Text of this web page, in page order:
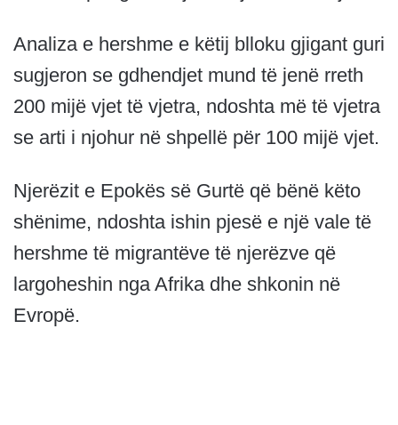
Analiza e hershme e këtij blloku gjigant guri
sugjeron se gdhendjet mund të jenë rreth
200 mijë vjet të vjetra, ndoshta më të vjetra
se arti i njohur në shpellë për 100 mijë vjet.
Njerëzit e Epokës së Gurtë që bënë këto
shënime, ndoshta ishin pjesë e një vale të
hershme të migrantëve të njerëzve që
largoheshin nga Afrika dhe shkonin në
Evropë.